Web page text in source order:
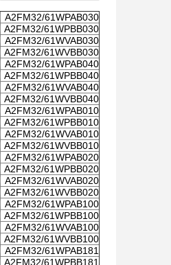
A2FM32/61WPAB030
A2FM32/61WPBB030
A2FM32/61WVAB030
A2FM32/61WVBB030
A2FM32/61WPAB040
A2FM32/61WPBB040
A2FM32/61WVAB040
A2FM32/61WVBB040
A2FM32/61WPAB010
A2FM32/61WPBB010
A2FM32/61WVAB010
A2FM32/61WVBB010
A2FM32/61WPAB020
A2FM32/61WPBB020
A2FM32/61WVAB020
A2FM32/61WVBB020
A2FM32/61WPAB100
A2FM32/61WPBB100
A2FM32/61WVAB100
A2FM32/61WVBB100
A2FM32/61WPAB181
A2FM32/61WPBB181